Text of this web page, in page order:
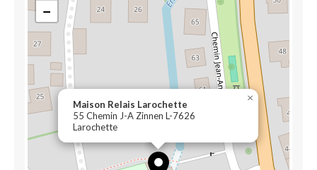
Maison Relais Larochette
55 Chemin J-A Zinnen L-7626
Larochette
×
−